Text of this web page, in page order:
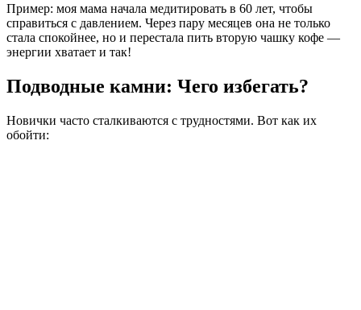
Пример: моя мама начала медитировать в 60 лет, чтобы
справиться с давлением. Через пару месяцев она не только
стала спокойнее, но и перестала пить вторую чашку кофе —
энергии хватает и так!
Подводные камни: Чего избегать?
Новички часто сталкиваются с трудностями. Вот как их
обойти: